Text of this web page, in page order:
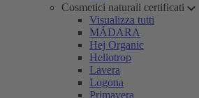
Cosmetici naturali certificati
Visualizza tutti
MÁDARA
Hej Organic
Heliotrop
Lavera
Logona
Primavera